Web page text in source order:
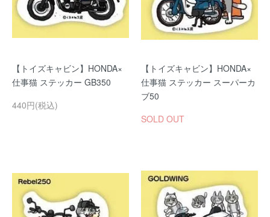
【トイズキャビン】HONDA×
仕事猫 ステッカー GB350
440円(税込)
【トイズキャビン】HONDA×
仕事猫 ステッカー スーパーカ
ブ50
SOLD OUT